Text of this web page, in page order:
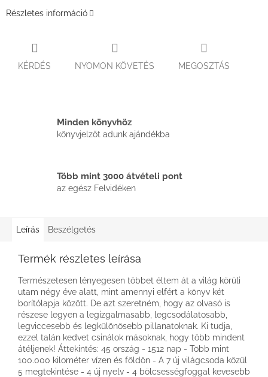
Részletes információ
KÉRDÉS NYOMON KÖVETÉS MEGOSZTÁS
Minden könyvhöz
könyvjelzőt adunk ajándékba
Több mint 3000 átvételi pont
az egész Felvidéken
Leírás Beszélgetés
Termék részletes leírása
Természetesen lényegesen többet éltem át a világ körüli
utam négy éve alatt, mint amennyi elfért a könyv két
borítólapja között. De azt szeretném, hogy az olvasó is
részese legyen a legizgalmasabb, legcsodálatosabb,
legviccesebb és legkülönösebb pillanatoknak. Ki tudja,
ezzel talán kedvet csinálok másoknak, hogy több mindent
átéljenek! Áttekintés: 45 ország - 1512 nap - Több mint
100.000 kilométer vízen és földön - A 7 új világcsoda közül
5 megtekintése - 4 új nyelv - 4 bölcsességfoggal kevesebb